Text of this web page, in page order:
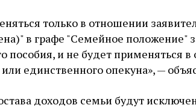
только в отношении
в графе "Семейное положение"
пособия, и не будет применяться
единственного опекуна», —
доходов семьи будут